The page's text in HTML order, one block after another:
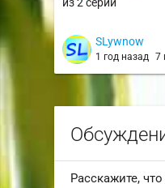
SLywnow
1 год назад 7
Расскажите,